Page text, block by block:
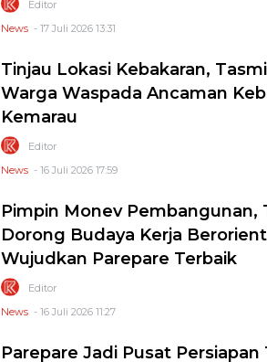
Editor
News - 17 Juli 2026 13:31
Tinjau Lokasi Kebakaran,
Warga Waspada Ancaman
Kemarau
Editor
News - 16 Juli 2026 17:59
Pimpin Monev Pembangunan,
Dorong Budaya Kerja
Wujudkan Parepare Terbaik
Editor
News - 16 Juli 2026 11:27
Parepare Jadi Pusat